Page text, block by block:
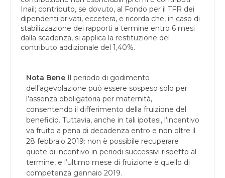
Inail; contributo, se dovuto, al Fondo per il TFR dei
dipendenti privati, eccetera, e ricorda che, in caso di
stabilizzazione dei rapporti a termine entro 6 mesi
dalla scadenza, si applica la restituzione del
contributo addizionale del 1,40%.
Nota BeneIl periodo di godimento
dell’agevolazione può essere sospeso solo per
l’assenza obbligatoria per maternità,
consentendo il differimento della fruizione del
beneficio. Tuttavia, anche in tali ipotesi, l’incentivo
va fruito a pena di decadenza entro e non oltre il
28 febbraio 2019: non è possibile recuperare
quote di incentivo in periodi successivi rispetto al
termine, e l’ultimo mese di fruizione è quello di
competenza gennaio 2019.